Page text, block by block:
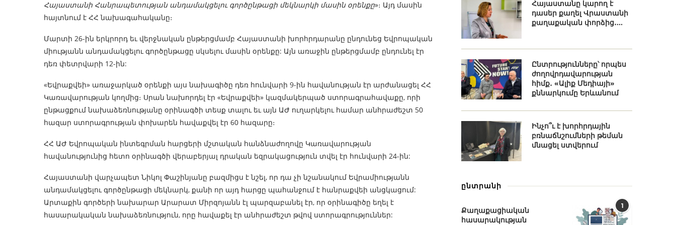
Հայաստանի Հանրապետության անդամակցելու գործընթացի մեկնարկի մասին օրենքը»։ Այդ մասին
հայտնում է ՀՀ նախագահականը։
Մարտի 26-ին երկրորդ եւ վերջնական ընթերցմամբ Հայաստանի խորհրդարանը ընդունեց Եվրոպական
միությանն անդամակցելու գործընթացը սկսելու մասին օրենքը: Այն առաջին ընթերցմամբ ընդունել էր
դեռ փետրվարի 12-ին:
«Եվրաքվեի» առաջարկած օրենքի այս նախագիծը դեռ հունվարի 9-ին հավանության էր արժանացել ՀՀ
Կառավարության կողմից։ Սրան նախորդել էր «Եվրաքվեի» կազմակերպած ստորագրահավաքը, որի
ընթացքում նախաձեռնությանը օրինագծի տեսք տալու եւ այն ԱԺ ուղարկելու համար անհրաժեշտ 50
հազար ստորագրության փոխարեն հավաքվել էր 60 հազարը։
ՀՀ ԱԺ Եվրոպական ինտեգրման հարցերի մշտական հանձնաժողովը Կառավարության
հավանությունից հետո օրինագծի վերաբերյալ դրական եզրակացություն տվել էր հունվարի 24-ին:
Հայաստանի վարչապետ Նիկոլ Փաշինյանը բազմիցս է նշել, որ դա չի նշանակում Եվրամիությանն
անդամակցելու գործընթացի մեկնարկ, քանի որ այդ հարցը պահանջում է հանրաքվեի անցկացում:
Արտաքին գործերի նախարար Արարատ Միրզոյանն էլ պարզաբանել էր, որ օրինագիծը եղել է
հասարակական նախաձեռնություն, որը հավաքել էր անհրաժեշտ թվով ստորագրություններ:
Հայաստանը կարող է
դասեր քաղել Վրաստանի
քաղաքական փորձից․...
Ընտրությունները՝ որպես
ժողովրդավարության
հիմք․ «Ալիք Մեդիայի»
քննարկումը Երևանում
Ինչո՞ւ է խորհրդային
բռնաճնշումների թեման
մնացել ստվերում
ընտրանի
1
Քաղաքացիական
հասարակության